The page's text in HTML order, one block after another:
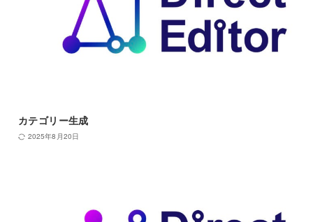
カテゴリー生成
2025年8月20日